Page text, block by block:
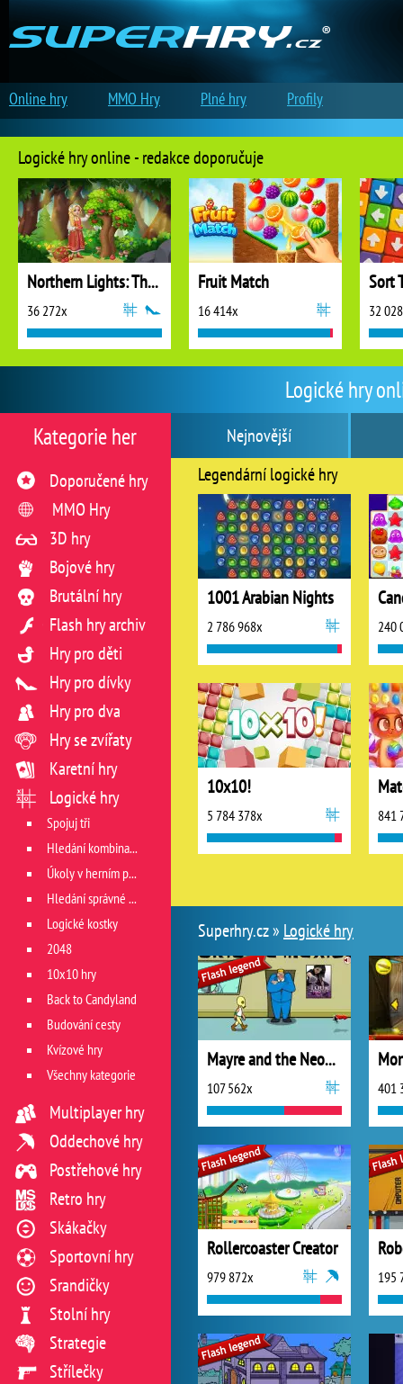
Logické hry
Nejnovější
Legendární logické hry
1001 Arabian Nights
2 786 968x 240
10x10!
5 784 378x 841
Superhry.cz » Logické hry
Mayre and the Neon Menace
107 562x 401
Rollercoaster Creator
979 872x 195
Kategorie her
Doporučené hry
MMO Hry
3D hry
Bojové hry
Brutální hry
Flash hry archiv
Hry pro děti
Hry pro dívky
Hry pro dva
Hry se zvířaty
Karetní hry
Logické hry
Spojuj tři
Hledání kombinace
Úkoly v herním poli
Hledání správné cesty
Logické kostky
2048
10x10 hry
Back to Candyland
Budování cesty
Kvízové hry
Všechny kategorie
Multiplayer hry
Oddechové hry
Postřehové hry
Retro hry
Skákačky
Sportovní hry
Srandičky
Stolní hry
Strategie
Střílečky
Logické hry online - redakce doporučuje
Northern Lights: The Secret of the Forest
36 272x
Fruit Match
16 414x
Sort
32
Online hry MMO Hry Plné hry Profily